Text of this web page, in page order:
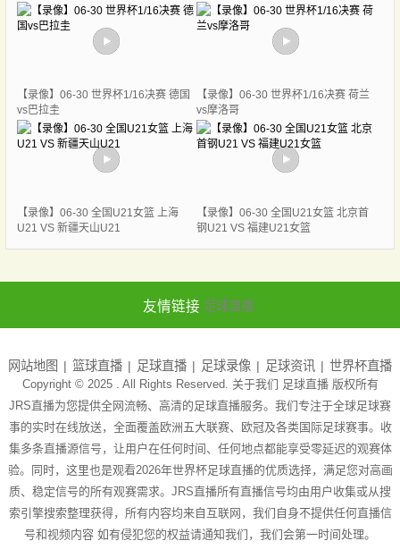
【录像】06-30 世界杯1/16决赛 德国
vs巴拉圭
【录像】06-30 世界杯1/16决赛 荷兰
vs摩洛哥
【录像】06-30 全国U21女篮 上海
U21 VS 新疆天山U21
【录像】06-30 全国U21女篮 北京首
钢U21 VS 福建U21女篮
友情链接 足球直播
网站地图 篮球直播 足球直播 足球录像 足球资讯 世界杯直播
Copyright © 2025 . All Rights Reserved. 关于我们 足球直播版权所有
JRS直播为您提供全网流畅、高清的足球直播服务。我们专注于全球足球赛
事的实时在线放送，全面覆盖欧洲五大联赛、欧冠及各类国际足球赛事。收
集多条直播源信号，让用户在任何时间、任何地点都能享受零延迟的观赛体
验。同时，这里也是观看2026年世界杯足球直播的优质选择，满足您对高画
质、稳定信号的所有观赛需求。JRS直播所有直播信号均由用户收集或从搜
索引擎搜索整理获得，所有内容均来自互联网，我们自身不提供任何直播信
号和视频内容 如有侵犯您的权益请通知我们，我们会第一时间处理。